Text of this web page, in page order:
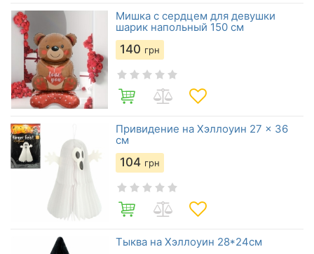
Мишка с сердцем для девушки
шарик напольный 150 см
140 грн
Привидение на Хэллоуин 27 × 36
см
104 грн
Тыква на Хэллоуин 28*24см